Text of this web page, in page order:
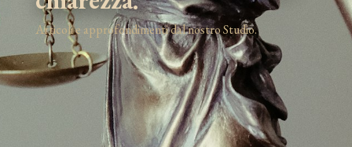
Articoli e approfondimenti dal nostro Studio.